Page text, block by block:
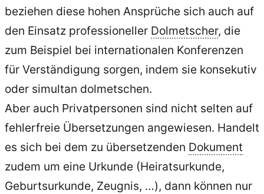
beziehen diese hohen Ansprüche sich auch auf
den Einsatz professioneller Dolmetscher, die
zum Beispiel bei internationalen Konferenzen
für Verständigung sorgen, indem sie konsekutiv
oder simultan dolmetschen.
Aber auch Privatpersonen sind nicht selten auf
fehlerfreie Übersetzungen angewiesen. Handelt
es sich bei dem zu übersetzenden Dokument
zudem um eine Urkunde (Heiratsurkunde,
Geburtsurkunde, Zeugnis, …), dann können nur